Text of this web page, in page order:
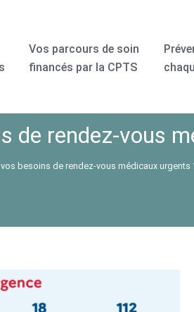
Vos parcours de soin
financés par la CPTS
de rendez-vous
besoins de rendez-vous médicaux urgents